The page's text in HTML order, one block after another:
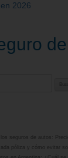
2026
póliza y cómo evitar